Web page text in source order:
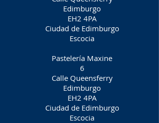
Edimburgo
EH2 4PA
Ciudad de Edimburgo
Escocia
Pastelería Maxine
6
Calle Queensferry
Edimburgo
EH2 4PA
Ciudad de Edimburgo
Escocia